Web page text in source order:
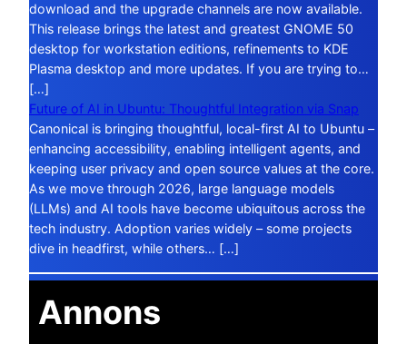
download and the upgrade channels are now available.
This release brings the latest and greatest GNOME 50
desktop for workstation editions, refinements to KDE
Plasma desktop and more updates. If you are trying to…
[…]
Future of AI in Ubuntu: Thoughtful Integration via Snap
Canonical is bringing thoughtful, local-first AI to Ubuntu –
enhancing accessibility, enabling intelligent agents, and
keeping user privacy and open source values at the core.
As we move through 2026, large language models
(LLMs) and AI tools have become ubiquitous across the
tech industry. Adoption varies widely – some projects
dive in headfirst, while others… […]
Annons